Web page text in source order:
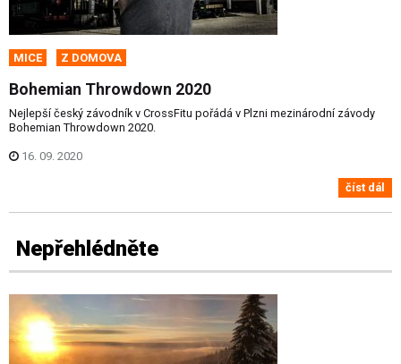
MICE Z DOMOVA
Bohemian Throwdown 2020
Nejlepší český závodník v CrossFitu pořádá v Plzni mezinárodní závody
Bohemian Throwdown 2020.
16. 09. 2020
číst dál
Nepřehlédněte